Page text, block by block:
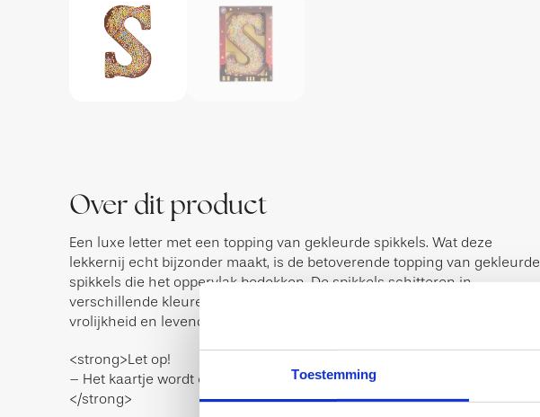
Toestemming
Over dit product
Een luxe letter met een topping van gekleurde spikkels. Wat deze
lekkernij echt bijzonder maakt, is de betoverende topping van gekleurde
spikkels die het oppervlak bedekken. De spikkels schitteren in
verschillende kleuren op de letter. Elke spikkel voegt een vleugje
vrolijkheid en levendigheid toe aan het geheel.
<strong>Let op!
– Het kaartje wordt er los bijgeleverd en zit niet vast aan het product.
</strong>